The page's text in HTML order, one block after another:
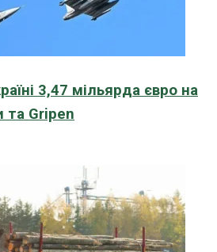
3,47 мільярда євро на
та Gripen